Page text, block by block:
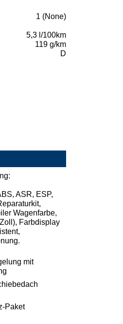
1 (None)
5,3 l/100km
119 g/km
D
ASR, ESP,
Wagenfarbe,
Farbdisplay
mit
Paket